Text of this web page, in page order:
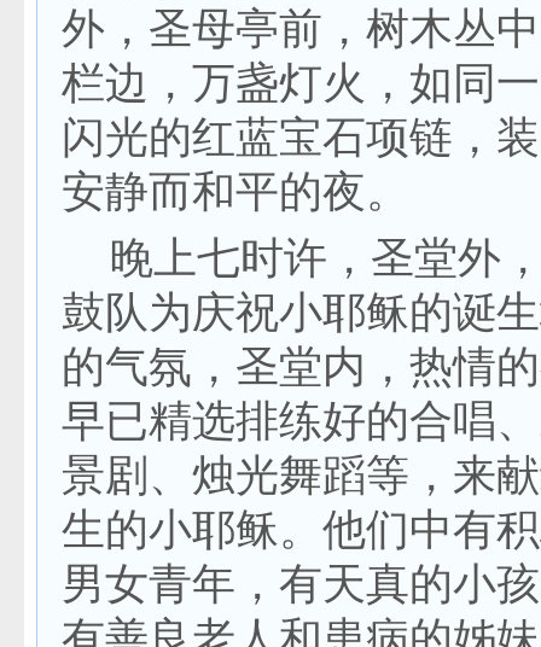
外，圣母亭前，树木丛
栏边，万盏灯火，如同
闪光的红蓝宝石项链，
安静而和平的夜。
晚上七时许，圣堂外
鼓队为庆祝小耶稣的诞
的气氛，圣堂内，热情
早已精选排练好的合唱
景剧、烛光舞蹈等，来
生的小耶稣。他们中有
男女青年，有天真的小